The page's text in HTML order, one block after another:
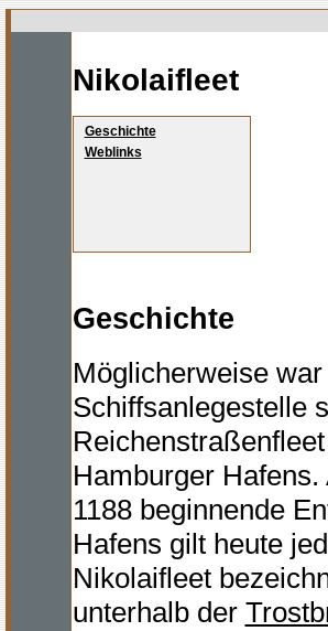
Nikolaifleet
Geschichte
Weblinks
Geschichte
Möglicherweise
Schiffsanlegestelle
Hamburger
1188 beginnende
Hafens gilt heute
Nikolaifleet
unterhalb der